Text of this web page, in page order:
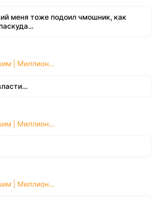
меня тоже подоил чмошник, как
| Миллион...
| Миллион...
| Миллион...